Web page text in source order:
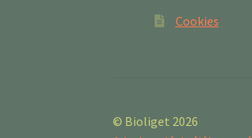
Cookies
© Bioliget 2026